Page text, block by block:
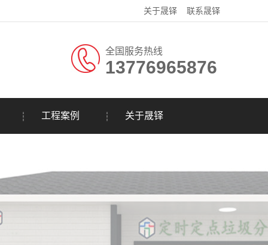
关于晟铎 联系晟铎
全国服务热线
13776965876
工程案例 关于晟铎